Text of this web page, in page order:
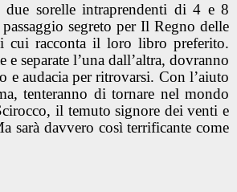
due sorelle intraprendenti di 4 e 8
segreto per Il Regno delle
cui racconta il loro libro preferito.
e separate l’una dall’altra, dovranno
e audacia per ritrovarsi. Con l’aiuto
tenteranno di tornare nel mondo
il temuto signore dei venti e
sarà davvero così terrificante come